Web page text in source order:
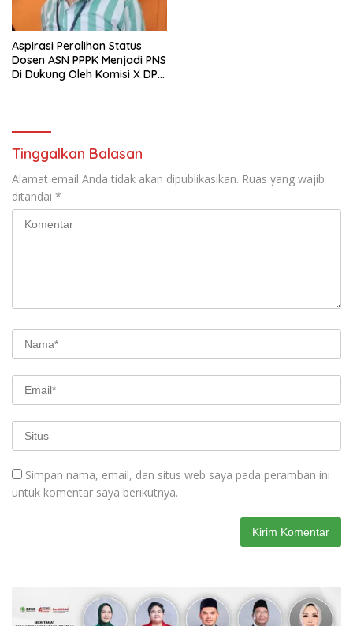
Aspirasi Peralihan Status
Dosen ASN PPPK Menjadi PNS
Di Dukung Oleh Komisi X DPR
Tinggalkan Balasan
Alamat email Anda tidak akan dipublikasikan. Ruas yang wajib
ditandai *
Simpan nama, email, dan situs web saya pada peramban ini
untuk komentar saya berikutnya.